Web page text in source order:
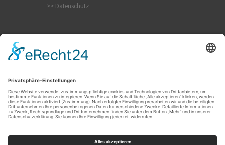
>> Datenschutz
Internistischer Notfall
Krampfanfall